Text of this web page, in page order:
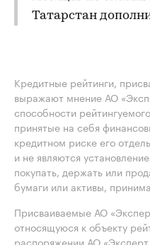
Татарстан
Кредитные рейтинги,
выражают мнение АО
способности
принятые на себя
кредитном риске его
и не являются
покупать, держать или
бумаги или активы,
Присваиваемые АО
относящуюся к объекту
распоряжении АО